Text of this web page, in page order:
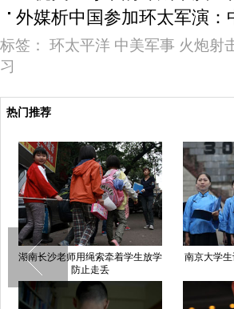
外媒析中国参加环太军演
标签： 环太平洋 中美军事 火炮射
习
热门推荐
湖南长沙老师用绳索牵着学生放学
防止走丢
南京大学生